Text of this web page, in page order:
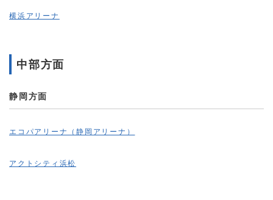
横浜アリーナ
中部方面
静岡方面
エコパアリーナ（静岡アリーナ）
アクトシティ浜松